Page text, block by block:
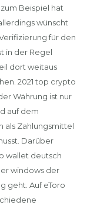
Beispiel hat
wünscht
für den
in der Regel
dort weitaus
2021 top crypto
Währung ist nur
auf dem
als Zahlungsmittel
Darüber
wallet deutsch
windows der
geht. Auf eToro